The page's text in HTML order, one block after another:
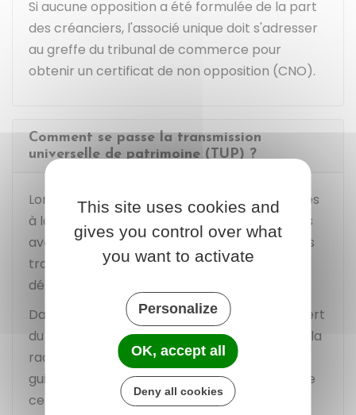
Si aucune opposition a été formulée de la part
des créanciers, l'associé unique doit s'adresser
au greffe du tribunal de commerce pour
obtenir un certificat de non opposition (CNO).
Comment se passe la transmission
universelle de patrimoine (TUP) ?
Lorsque les créanciers ne se sont pas opposés
à la dissolution de la société, la TUP peut alors
avoir lieu. Le patrimoine de la société est alors
transféré à l'associé unique à l'expiration du
délai de 30 jours.
Dans le
délai de 1 moisà compter du transfert
du patrimoine, l'associé unique doit effectuer la
radiation de la société dissoute auprès du
guichet unique des formalités en remettant le
certificat de non-opposition.
This site uses cookies and
gives you control over what
you want to activate
Personalize
OK, accept all
Deny all cookies